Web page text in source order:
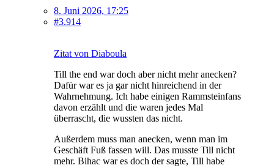
8. Juni 2026, 17:25
#3.914
Zitat von Diaboula
Till the end war doch aber nicht mehr anecken?
Dafür war es ja gar nicht hinreichend in der
Wahrnehmung. Ich habe einigen Rammsteinfans
davon erzählt und die waren jedes Mal
überrascht, die wussten das nicht.
Außerdem muss man anecken, wenn man im
Geschäft Fuß fassen will. Das musste Till nicht
mehr. Bihac war es doch der sagte, Till habe